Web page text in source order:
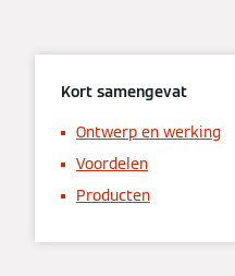
Kort samengevat
Ontwerp en werking
Voordelen
Producten